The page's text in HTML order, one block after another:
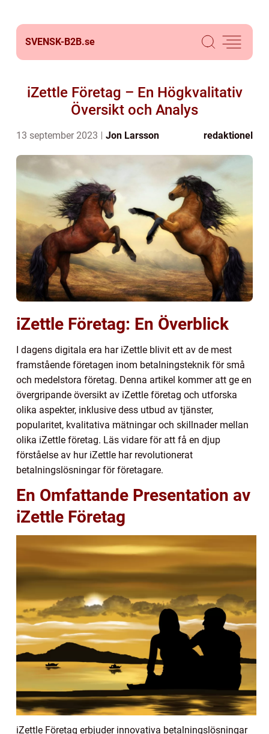
SVENSK-B2B.se
iZettle Företag – En Högkvalitativ
Översikt och Analys
13 september 2023 Jon Larsson redaktionel
iZettle Företag: En Överblick
I dagens digitala era har iZettle blivit ett av de mest
framstående företagen inom betalningsteknik för små
och medelstora företag. Denna artikel kommer att ge en
övergripande översikt av iZettle företag och utforska
olika aspekter, inklusive dess utbud av tjänster,
popularitet, kvalitativa mätningar och skillnader mellan
olika iZettle företag. Läs vidare för att få en djup
förståelse av hur iZettle har revolutionerat
betalningslösningar för företagare.
En Omfattande Presentation av
iZettle Företag
iZettle Företag erbjuder innovativa betalningslösningar